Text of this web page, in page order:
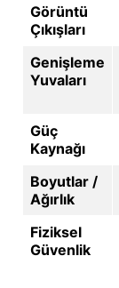
Görüntü
Çıkışları
Genişleme
Yuvaları
Güç
Kaynağı
Boyutlar /
Ağırlık
Fiziksel
Güvenlik